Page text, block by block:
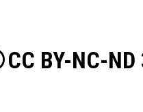
CC BY-NC-